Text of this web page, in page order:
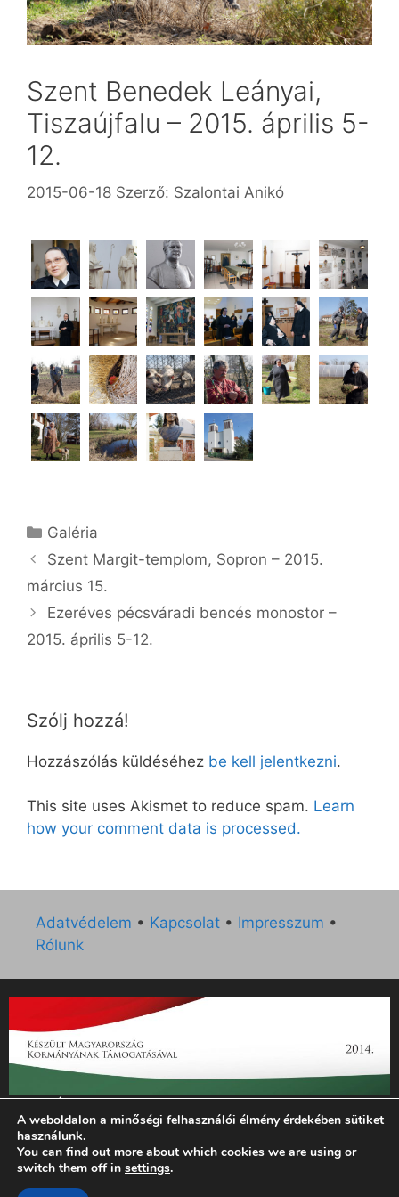
Szent Benedek Leányai,
Tiszaújfalu – 2015. április 5-
12.
2015-06-18 Szerző: Szalontai Anikó
Kategória
Galéria
Szent Margit-templom, Sopron – 2015.
március 15.
Ezeréves pécsváradi bencés monostor –
2015. április 5-12.
Szólj hozzá!
Hozzászólás küldéséhez be kell jelentkezni.
This site uses Akismet to reduce spam. Learn
how your comment data is processed.
Adatvédelem • Kapcsolat • Impresszum •
Rólunk
„Az Új Ember katolikus hetilap 2014. évi működésének
támogatását az EGYH-KCP-14-P-0121 sz. támogatási
szerződés keretében 3 000 000 Ft összegben támogatta az
Emberi Erőforrások Minisztériuma.”
A weboldalon a minőségi felhasználói élmény érdekében sütiket
használunk.
You can find out more about which cookies we are using or
switch them off in settings.